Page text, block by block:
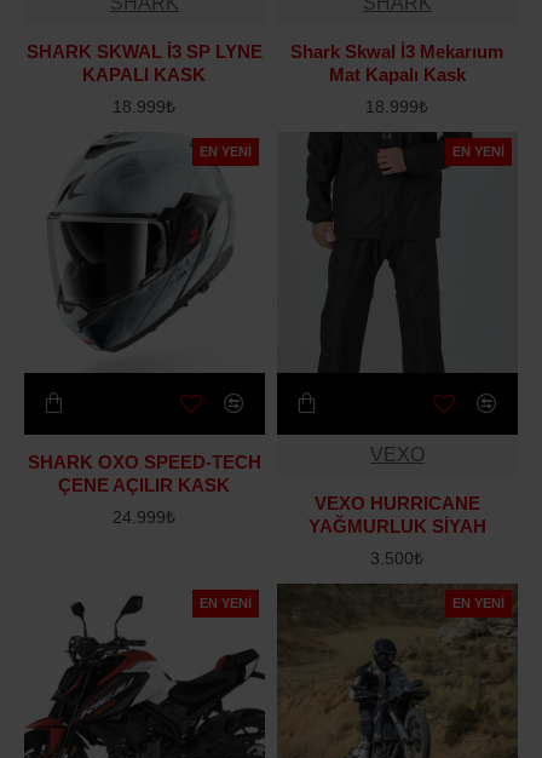
SHARK SKWAL İ3 SP LYNE
KAPALI KASK
18.999₺
Shark Skwal İ3 Mekarıum
Mat Kapalı Kask
18.999₺
EN YENI
SHARK OXO SPEED-TECH
ÇENE AÇILIR KASK
24.999₺
EN YENI
VEXO
VEXO HURRICANE
YAĞMURLUK SİYAH
3.500₺
EN YENI EN YENI